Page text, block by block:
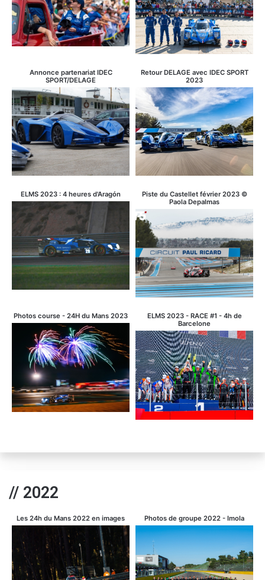
Annonce partenariat IDEC
SPORT/DELAGE
Retour DELAGE avec IDEC SPORT
2023
ELMS 2023 : 4 heures d'Aragón
Piste du Castellet février 2023 ©
Paola Depalmas
Photos course - 24H du Mans 2023
ELMS 2023 - RACE #1 - 4h de
Barcelone
// 2022
Les 24h du Mans 2022 en images Photos de groupe 2022 - Imola